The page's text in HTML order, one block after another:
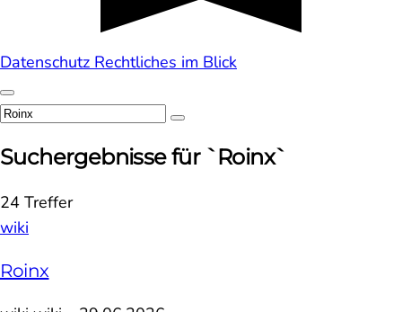
Datenschutz Rechtliches im Blick
Suchergebnisse für `Roinx`
24 Treffer
wiki
Roinx